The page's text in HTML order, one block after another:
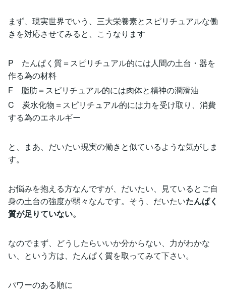
まず、現実世界でいう、三大栄養素とスピリチュアルな働
きを対応させてみると、こうなります
P たんぱく質＝スピリチュアル的には人間の土台・器を
作る為の材料
F 脂肪＝スピリチュアル的には肉体と精神の潤滑油
C 炭水化物＝スピリチュアル的には力を受け取り、消費
する為のエネルギー
と、まあ、だいたい現実の働きと似ているような気がしま
す。
お悩みを抱える方なんですが、だいたい、見ているとご自
身の土台の強度が弱々なんです。そう、だいたいたんぱく
質が足りていない。
なのでまず、どうしたらいいか分からない、力がわかな
い、という方は、たんぱく質を取ってみて下さい。
パワーのある順に